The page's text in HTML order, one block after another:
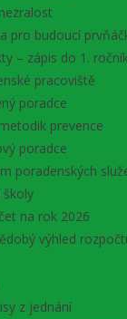
pro budoucí
– zápis do 1.
pracoviště
poradce
prevence
poradce
poradenských
školy
na rok 2026
výhled
z jednání